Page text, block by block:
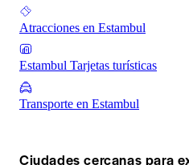
Atracciones en Estambul
Estambul Tarjetas turísticas
Transporte en Estambul
Ciudades cercanas para